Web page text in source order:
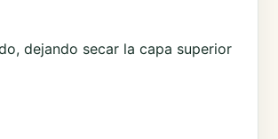
dejando secar la capa superior